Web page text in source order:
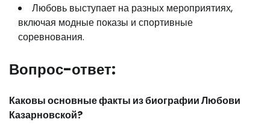
Любовь выступает на разных мероприятиях,
включая модные показы и спортивные
соревнования.
Вопрос-ответ:
Каковы основные факты из биографии Любови
Казарновской?